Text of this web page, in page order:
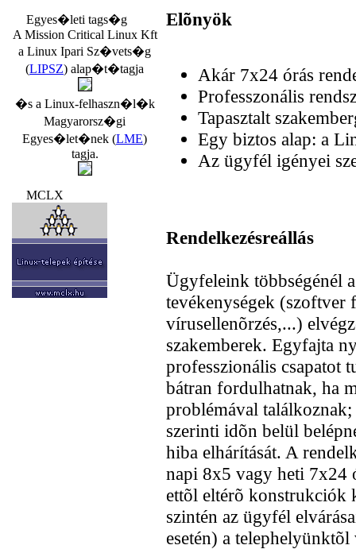
Egyes�leti tags�g
A Mission Critical Linux Kft
a Linux Ipari Sz�vets�g
(LIPSZ) alap�t�tagja
�s a Linux-felhaszn�l�k
Magyarorsz�gi
Egyes�let�nek (LME)
tagja.
MCLX
Elõnyök
Akár 7x24 órás
Professzonális
Tapasztalt
Egy biztos alap: a
Az ügyfél igényei
Rendelkezésreállás
Ügyfeleink többségénél
tevékenységek (szoftver
vírusellenõrzés,...)
szakemberek. Egyfajta
professzionális csapatot
bátran fordulhatnak, ha
problémával találkoznak;
szerinti idõn belül
hiba elhárítását. A
napi 8x5 vagy heti 7x24
ettõl eltérõ konstrukciók
szintén az ügyfél
esetén) a